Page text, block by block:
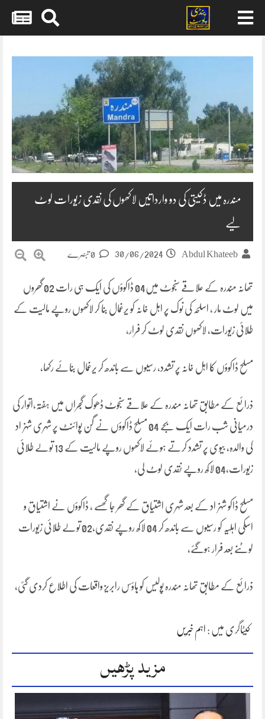
content
مندرہ میں ڈکیتی کی دو وارداتیں لاکھوں کی نقدی زیورات لوٹ
لیے
Abdul Khateeb
30/06/2024
تھانہ مندرہ کے علاقے سنجوٹ میں04 ڈاکوؤں کی ایک ہی رات 02 گھروں
میں لوٹ مار ، اسلحہ کی نوک پر اہل خانہ کو یرغمال بنا کر لاکھوں روپے مالیت کے
طلائی زیورات، لاکھوں نقدی لوٹ کر فرار،
مسلح ڈاکوؤں کا اہل خانہ پر تشدد، رسیوں سے باندھ کر یرغمال بنائے رکھا،
ذرائع کے مطابق تھانہ مندرہ کے علاقے سنجوٹ ڈھوک گجراں میں ہفتہ،اتوار کی
درمیانی شب رات ایک بجے 04 مسلح ڈاکوؤں نے گن پوائنٹ پر شہری شہزاد
کی والدہ، بیوی پر تشدد کرتے ہوئے لاکھوں روپے مالیت کے 13 تولے طلائی
زیورات،04 لاکھ روپے نقدی لوٹ لی،
مسلح ڈاکو شہزاد کے بعد شہری اشتیاق کے گھر جا گھسے ، ڈاکوؤں نے اشتیاق و
اسکی اہلیہ کو رسیوں سے باندھ کر 04 لاکھ روپے نقدی،02 تولے طلائی زیورات
لوٹنے بعد فرار ہوگئے،
ذرائع کے مطابق تھانہ مندرہ پولیس کو ہاؤس رابریز واقعات کی اطلاع کردی گئی،
کیٹاگری میں : اہم خبریں
مزید پڑھیں